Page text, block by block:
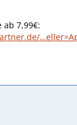
ab 7,99€: